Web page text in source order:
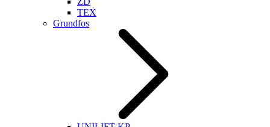
TEX
Grundfos